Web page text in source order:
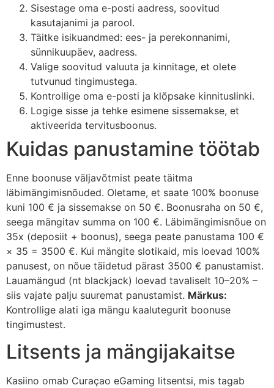
Sisestage oma e-posti aadress, soovitud
kasutajanimi ja parool.
Täitke isikuandmed: ees- ja perekonnanimi,
sünnikuupäev, aadress.
Valige soovitud valuuta ja kinnitage, et olete
tutvunud tingimustega.
Kontrollige oma e-posti ja klõpsake kinnituslinki.
Logige sisse ja tehke esimene sissemakse, et
aktiveerida tervitusboonus.
Kuidas panustamine töötab
Enne boonuse väljavõtmist peate täitma
läbimängimisnõuded. Oletame, et saate 100% boonuse
kuni 100 € ja sissemakse on 50 €. Boonusraha on 50 €,
seega mängitav summa on 100 €. Läbimängimisnõue on
35x (deposiit + boonus), seega peate panustama 100 €
× 35 = 3500 €. Kui mängite slotikaid, mis loevad 100%
panusest, on nõue täidetud pärast 3500 € panustamist.
Lauamängud (nt blackjack) loevad tavaliselt 10–20% –
siis vajate palju suuremat panustamist. Märkus:
Kontrollige alati iga mängu kaalutegurit boonuse
tingimustest.
Litsents ja mängijakaitse
Kasiino omab Curaçao eGaming litsentsi, mis tagab